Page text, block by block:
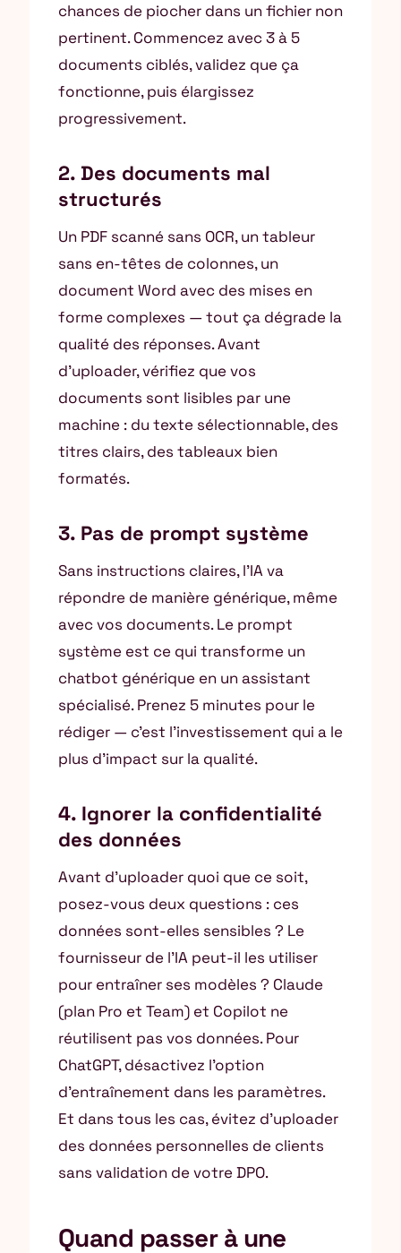
chances de piocher dans un fichier non
pertinent. Commencez avec 3 à 5
documents ciblés, validez que ça
fonctionne, puis élargissez
progressivement.
2. Des documents mal
structurés
Un PDF scanné sans OCR, un tableur
sans en-têtes de colonnes, un
document Word avec des mises en
forme complexes — tout ça dégrade la
qualité des réponses. Avant
d’uploader, vérifiez que vos
documents sont lisibles par une
machine : du texte sélectionnable, des
titres clairs, des tableaux bien
formatés.
3. Pas de prompt système
Sans instructions claires, l’IA va
répondre de manière générique, même
avec vos documents. Le prompt
système est ce qui transforme un
chatbot générique en un assistant
spécialisé. Prenez 5 minutes pour le
rédiger — c’est l’investissement qui a le
plus d’impact sur la qualité.
4. Ignorer la confidentialité
des données
Avant d’uploader quoi que ce soit,
posez-vous deux questions : ces
données sont-elles sensibles ? Le
fournisseur de l’IA peut-il les utiliser
pour entraîner ses modèles ? Claude
(plan Pro et Team) et Copilot ne
réutilisent pas vos données. Pour
ChatGPT, désactivez l’option
d’entraînement dans les paramètres.
Et dans tous les cas, évitez d’uploader
des données personnelles de clients
sans validation de votre DPO.
Quand passer à une